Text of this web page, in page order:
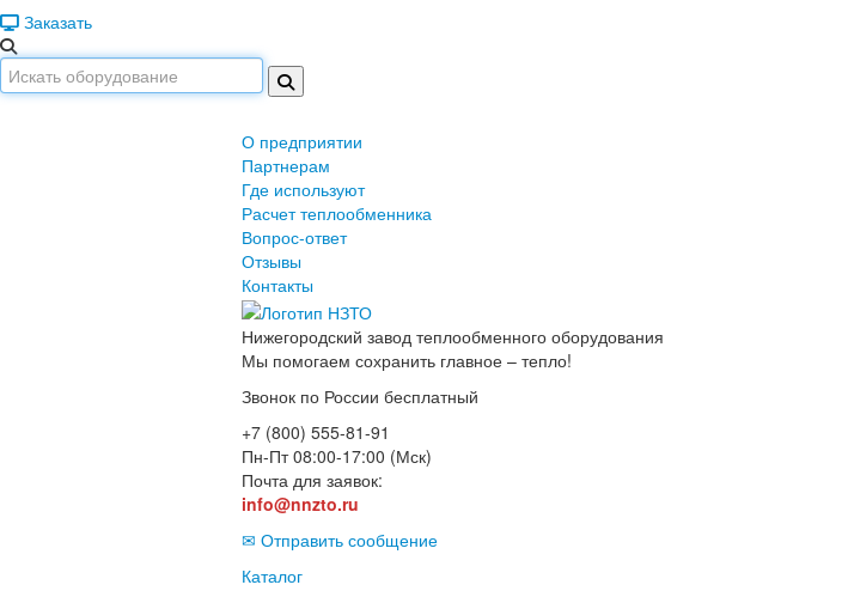
Заказать
О предприятии
Партнерам
Где используют
Расчет теплообменника
Вопрос-ответ
Отзывы
Контакты
Нижегородский завод теплообменного оборудования
Мы помогаем сохранить главное – тепло!
Звонок по России бесплатный
+7 (800) 555-81-91
Пн-Пт 08:00-17:00 (Мск)
Почта для заявок:
info@nnzto.ru
✉ Отправить сообщение
Каталог